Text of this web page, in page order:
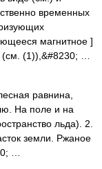
временных
магнитное ]
(1)),&#8230; …
равнина,
На поле и на
льда). 2.
земли. Ржаное
…